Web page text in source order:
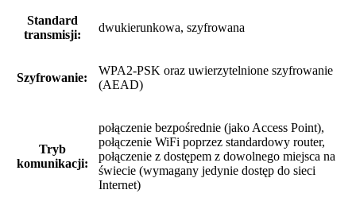
Standard
transmisji:
dwukierunkowa, szyfrowana
Szyfrowanie:
WPA2-PSK oraz uwierzytelnione szyfrowanie
(AEAD)
Tryb
komunikacji:
połączenie bezpośrednie (jako Access Point),
połączenie WiFi poprzez standardowy router,
połączenie z dostępem z dowolnego miejsca na
świecie (wymagany jedynie dostęp do sieci
Internet)